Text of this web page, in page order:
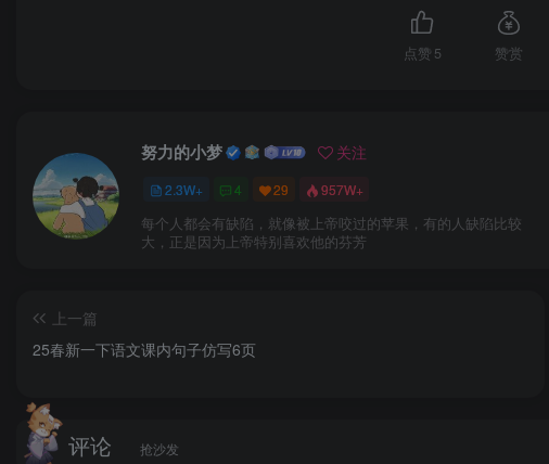
点赞 5 赞赏
努力的小梦 关注
2.3W+ 4 29 957W+
每个人都会有缺陷，就像被上帝咬过的苹果，有的人缺陷比较
大，正是因为上帝特别喜欢他的芬芳
上一篇
25春新一下语文课内句子仿写6页
评论 抢沙发